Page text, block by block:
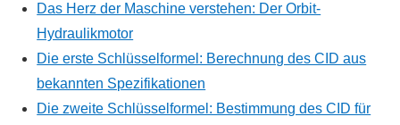
Das Herz der Maschine verstehen: Der Orbit-
Hydraulikmotor
Die erste Schlüsselformel: Berechnung des CID aus
bekannten Spezifikationen
Die zweite Schlüsselformel: Bestimmung des CID für